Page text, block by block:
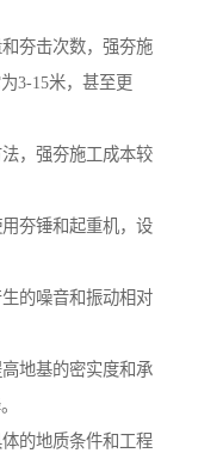
夯击次数，强夯施
3-15米，甚至更
，强夯施工成本较
夯锤和起重机，设
的噪音和振动相对
地基的密实度和承
的地质条件和工程